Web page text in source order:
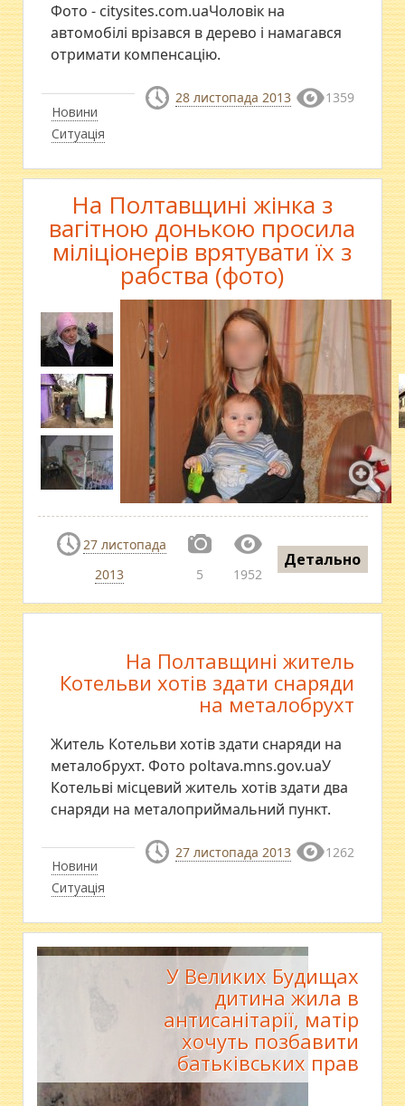
Новини
Ситуація
Фото - citysites.com.uaЧоловік на
автомобілі врізався в дерево і намагався
отримати компенсацію.
28 листопада 2013 1359
На Полтавщині жінка з
вагітною донькою просила
міліціонерів врятувати їх з
рабства (фото)
27 листопада
2013
5 1952
Детально
Новини
Ситуація
На Полтавщині житель
Котельви хотів здати снаряди
на металобрухт
Житель Котельви хотів здати снаряди на
металобрухт. Фото poltava.mns.gov.uaУ
Котельві місцевий житель хотів здати два
снаряди на металоприймальний пункт.
27 листопада 2013 1262
У Великих Будищах
дитина жила в
антисанітарії, матір
хочуть позбавити
батьківських прав